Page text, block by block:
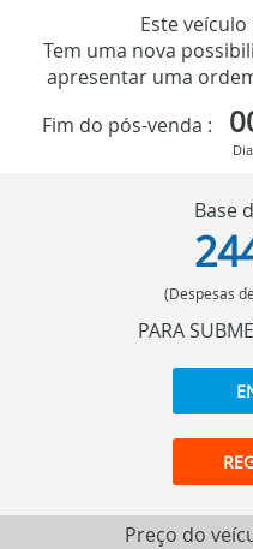
Este
Tem uma nova
apresentar uma
Fim do pós-venda :
Base
(Despesas
PARA
Preço do